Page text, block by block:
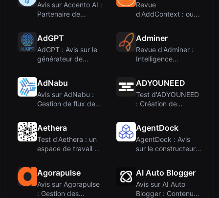
Avis sur Accento AI :
Partenaire de
Revue
d'AddContext : outil
AdGPT
AdGPT : Avis sur le
générateur de
Adminer
Revue d'Adminer :
Intelligence
AdNabu
Avis sur AdNabu :
Gestion de flux de
ADYOUNEED
Test d'ADYOUNEED
: Création de
Aethera
Test d'Aethera : un
espace de travail AI
AgentDock
AgentDock : Avis
sur le constructeur
Agorapulse
Avis sur Agorapulse
: Gestion des
AI Auto Blogger
Avis sur AI Auto
Blogger : Contenu